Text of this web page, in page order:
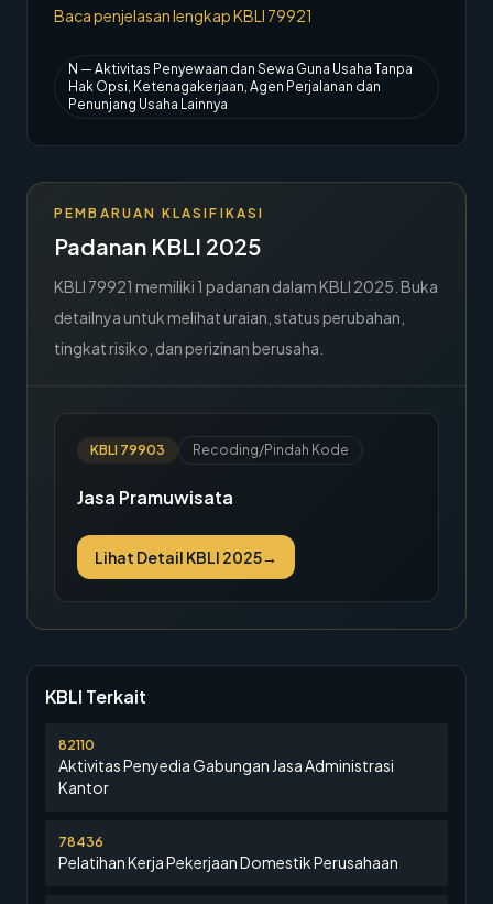
Baca penjelasan lengkap KBLI 79921
N — Aktivitas Penyewaan dan Sewa Guna Usaha Tanpa
Hak Opsi, Ketenagakerjaan, Agen Perjalanan dan
Penunjang Usaha Lainnya
PEMBARUAN KLASIFIKASI
Padanan KBLI 2025
KBLI 79921 memiliki 1 padanan dalam KBLI 2025. Buka
detailnya untuk melihat uraian, status perubahan,
tingkat risiko, dan perizinan berusaha.
KBLI 79903 Recoding/Pindah Kode
Jasa Pramuwisata
Lihat Detail KBLI 2025→
KBLI Terkait
82110
Aktivitas Penyedia Gabungan Jasa Administrasi
Kantor
78436
Pelatihan Kerja Pekerjaan Domestik Perusahaan